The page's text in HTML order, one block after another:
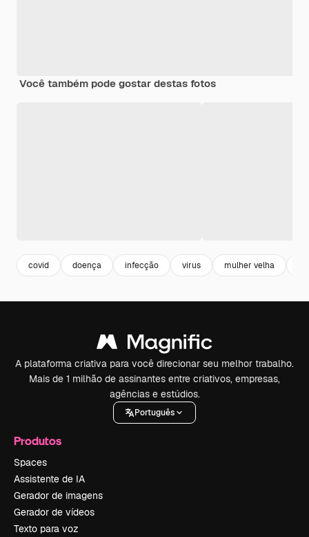
Você também pode gostar destas fotos
covid doença infecção virus mulher velha
A plataforma criativa para você direcionar seu melhor trabalho.
Mais de 1 milhão de assinantes entre criativos, empresas,
agências e estúdios.
Português
Produtos
Spaces
Assistente de IA
Gerador de imagens
Gerador de vídeos
Texto para voz